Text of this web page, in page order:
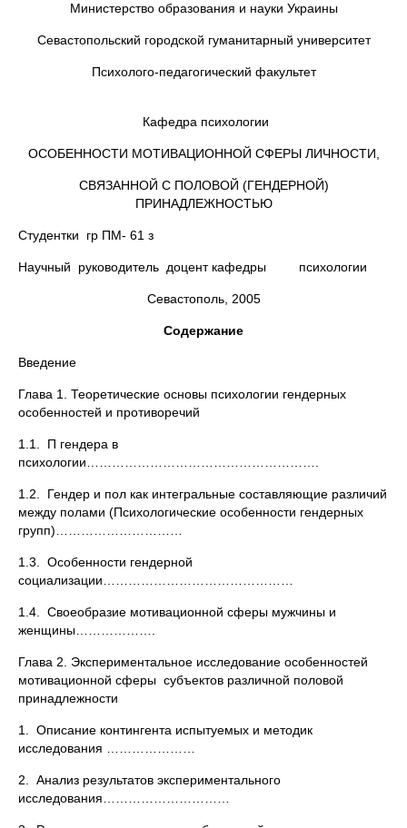
Министерство образования и науки Украины
Севастопольский городской гуманитарный университет
Психолого-педагогический факультет
Кафедра психологии
ОСОБЕННОСТИ МОТИВАЦИОННОЙ СФЕРЫ ЛИЧНОСТИ,
СВЯЗАННОЙ С ПОЛОВОЙ (ГЕНДЕРНОЙ)
ПРИНАДЛЕЖНОСТЬЮ
Студентки гр ПМ- 61 з
Научный руководитель доцент кафедры психологии
Севастополь, 2005
Содержание
Введение
Глава 1. Теоретические основы психологии гендерных
особенностей и противоречий
1.1. П гендера в
психологии……………………………………………….
1.2. Гендер и пол как интегральные составляющие различий
между полами (Психологические особенности гендерных
групп)…………………………
1.3. Особенности гендерной
социализации………………………………………
1.4. Своеобразие мотивационной сферы мужчины и
женщины……………….
Глава 2. Экспериментальное исследование особенностей
мотивационной сферы субъектов различной половой
принадлежности
1. Описание контингента испытуемых и методик
исследования …………………
2. Анализ результатов экспериментального
исследования…………………………